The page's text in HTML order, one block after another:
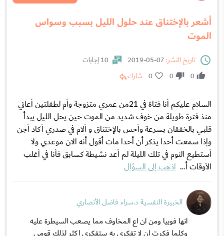
أشعر بالإختناق عند حلول الليل بسبب وسواس
الموت
تاريخ النشر:
10 إجابات
0
0
0 شارك
السلام عليكم أنا فتاة في 21من عمري متزوجة وأم لطفلتين أعاني
منذ فترة طويلة من خوف شديد من الموت حين يحل الليل يبدأ
قلبي بالخفقان بسرعة وأحس بالإختناق و ألام في صدري أكاد أجن
وإذا سمعت أحدا يذكر أن أحدا مات أقول أنه الان موعدي ولا
أستطيع النوم في تلك الليلة لم أعد نشيطة كسابق فأنا في أغلب
الأوقات أ... اذهب إلى السؤال
الخبيرة النفسية د.سراء فاضل الأنصاري
انها فوبيا ومن ان اع المخاوف مما يصعب السيطرة عليه
وكلما فكرت ان لا تفكري به ستفكري اكثر لذلك قومي